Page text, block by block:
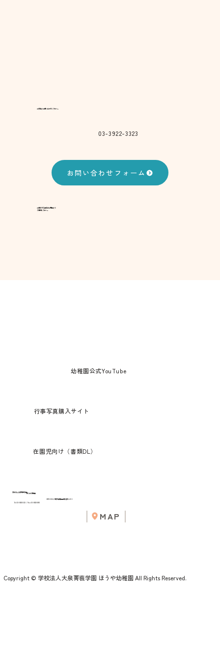
​お気軽にお問い合わせください。​
お急ぎのご用件はお電話にて
ご連絡ください。
03-3922-3323
お問い合わせフォーム
幼稚園公式YouTube
行事写真購入サイト
在園児向け（書類DL）
学校法人大泉菁莪学園ほうや幼稚園
〒178-0064 東京都練馬区南大泉4-45-5
Tel:03-3922-3323 / Fax:03-3922-3890
MAP
Copyright © 学校法人大泉菁莪学園 ほうや幼稚園 All Rights Reserved.